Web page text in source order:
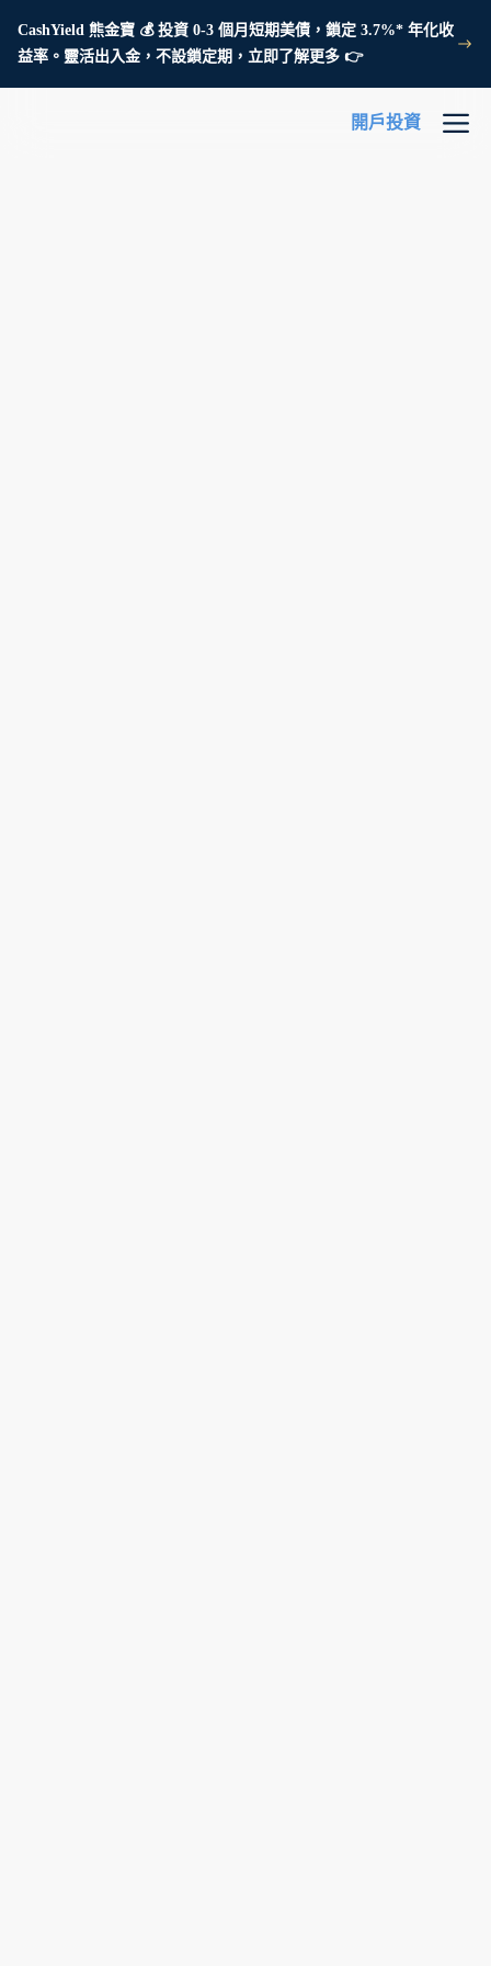
CashYield 熊金寶 💰 投資 0-3 個月短期美債，鎖定 3.7%* 年化收
益率。靈活出入金，不設鎖定期，立即了解更多 👉
開戶投資